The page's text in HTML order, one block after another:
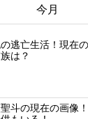
今月
逃亡生活！現在
は？
斗の現在の画像